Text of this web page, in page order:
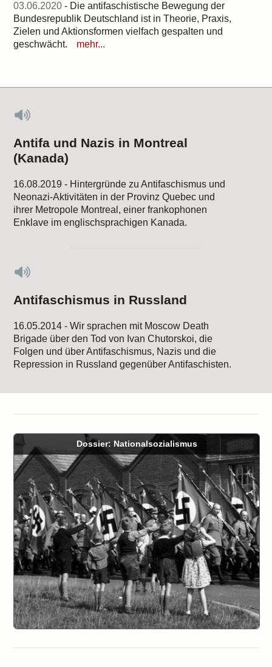
03.06.2020 - Die antifaschistische Bewegung der
Bundesrepublik Deutschland ist in Theorie, Praxis,
Zielen und Aktionsformen vielfach gespalten und
geschwächt.
mehr...
Antifa und Nazis in Montreal
(Kanada)
16.08.2019 - Hintergründe zu Antifaschismus und
Neonazi-Aktivitäten in der Provinz Quebec und
ihrer Metropole Montreal, einer frankophonen
Enklave im englischsprachigen Kanada.
Antifaschismus in Russland
16.05.2014 - Wir sprachen mit Moscow Death
Brigade über den Tod von Ivan Chutorskoi, die
Folgen und über Antifaschismus, Nazis und die
Repression in Russland gegenüber Antifaschisten.
Dossier: Nationalsozialismus